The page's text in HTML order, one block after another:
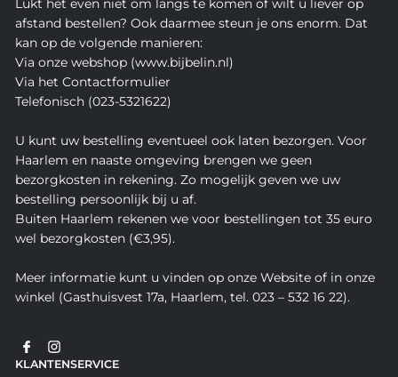
Lukt het even niet om langs te komen of wilt u liever op
afstand bestellen? Ook daarmee steun je ons enorm. Dat
kan op de volgende manieren:
Via onze webshop (www.bijbelin.nl)
Via het Contactformulier
Telefonisch (023-5321622)
U kunt uw bestelling eventueel ook laten bezorgen. Voor
Haarlem en naaste omgeving brengen we geen
bezorgkosten in rekening. Zo mogelijk geven we uw
bestelling persoonlijk bij u af.
Buiten Haarlem rekenen we voor bestellingen tot 35 euro
wel bezorgkosten (€3,95).
Meer informatie kunt u vinden op onze Website of in onze
winkel (Gasthuisvest 17a, Haarlem, tel. 023 – 532 16 22).
KLANTENSERVICE